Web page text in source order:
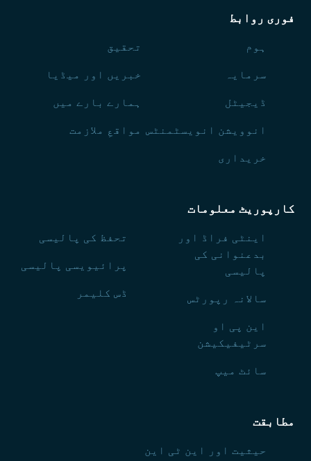
فوری روابط
ہوم
تحقیق
سرمایہ
خبریں اور میڈیا
ڈیجیٹل
ہمارے بارے میں
انوویشن انویسٹمنٹس مواقعِ ملازمت
خریداری
کارپوریٹ معلومات
اینٹی فراڈ اور
بدعنوانی کی
پالیسی
سالانہ رپورٹس
این پی او
سرٹیفیکیشن
سائٹ میپ
تحفظ کی پالیسی
پرائیویسی پالیسی
ڈس کلیمر
مطابقت
حیثیت اور این ٹی این